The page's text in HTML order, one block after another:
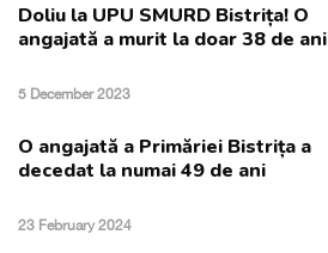
Doliu la UPU SMURD Bistrița! O
angajată a murit la doar 38 de ani
5 December 2023
O angajată a Primăriei Bistrița a
decedat la numai 49 de ani
23 February 2024